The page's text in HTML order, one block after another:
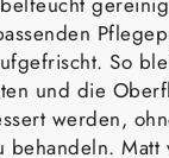
So
und die
werden,
behandeln. Matt